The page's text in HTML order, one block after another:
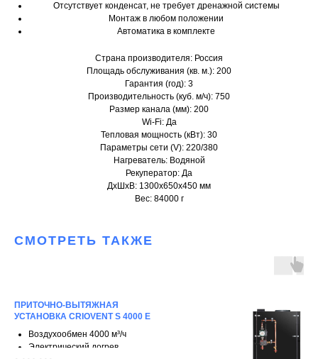
Отсутствует конденсат, не требует дренажной системы
Монтаж в любом положении
Автоматика в комплекте
Страна производителя: Россия
Площадь обслуживания (кв. м.): 200
Гарантия (год): 3
Производительность (куб. м/ч): 750
Размер канала (мм): 200
Wi-Fi: Да
Тепловая мощность (кВт): 30
Параметры сети (V): 220/380
Нагреватель: Водяной
Рекуператор: Да
ДxШxВ: 1300x650x450 мм
Вес: 84000 г
СМОТРЕТЬ ТАКЖЕ
ПРИТОЧНО-ВЫТЯЖНАЯ
УСТАНОВКА CRIOVENT S 4000 E
Воздухообмен 4000 м³/ч
Электрический догрев